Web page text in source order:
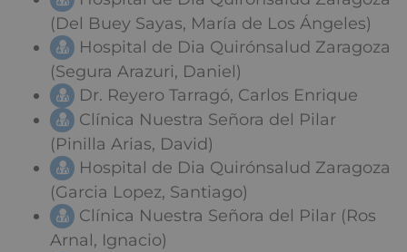
(Del Buey Sayas, María de Los Ángeles)
Hospital de Dia Quirónsalud Zaragoza
(Segura Arazuri, Daniel)
Dr. Reyero Tarragó, Carlos Enrique
Clínica Nuestra Señora del Pilar
(Pinilla Arias, David)
Hospital de Dia Quirónsalud Zaragoza
(Garcia Lopez, Santiago)
Clínica Nuestra Señora del Pilar (Ros
Arnal, Ignacio)